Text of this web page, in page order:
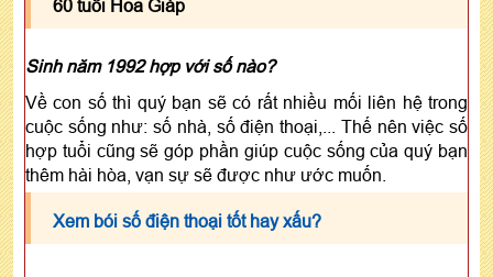
60 tuổi Hoa Giáp
Sinh năm 1992 hợp với số nào?
Về con số thì quý bạn sẽ có rất nhiều mối liên hệ trong
cuộc sống như: số nhà, số điện thoại,... Thế nên việc số
hợp tuổi cũng sẽ góp phần giúp cuộc sống của quý bạn
thêm hài hòa, vạn sự sẽ được như ước muốn.
Xem bói số điện thoại tốt hay xấu?